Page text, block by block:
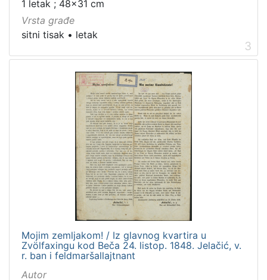
1 letak ; 48x31 cm
Vrsta građe
sitni tisak • letak
3
Mojim zemljakom! / Iz glavnog kvartira u
Zvölfaxingu kod Beča 24. listop. 1848. Jelačić, v.
r. ban i feldmaršallajtnant
Autor